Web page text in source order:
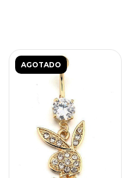
AGOTADO